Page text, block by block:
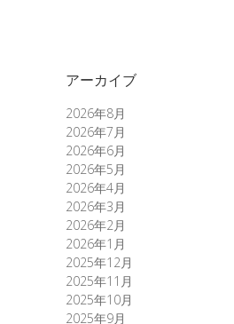
アーカイブ
2026年8月
2026年7月
2026年6月
2026年5月
2026年4月
2026年3月
2026年2月
2026年1月
2025年12月
2025年11月
2025年10月
2025年9月